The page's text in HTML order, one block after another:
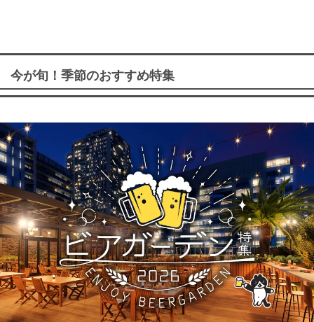
今が旬！季節のおすすめ特集